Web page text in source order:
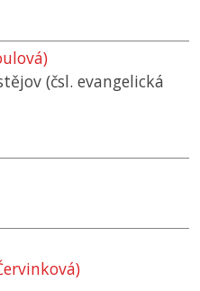
(čsl. evangelická